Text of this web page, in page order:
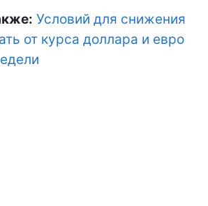
Условий для снижения
от курса доллара и евро